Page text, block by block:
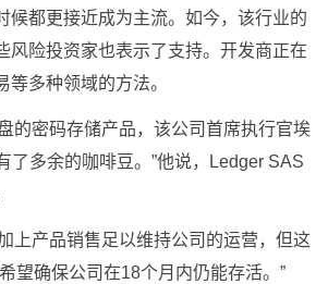
候都更接近成为主流。如今，该行业的
风险投资家也表示了支持。开发商正在
多种领域的方法。
的密码存储产品，该公司首席执行官埃
了多余的咖啡豆。”他说，Ledger SAS
上产品销售足以维持公司的运营，但这
望确保公司在18个月内仍能存活。”